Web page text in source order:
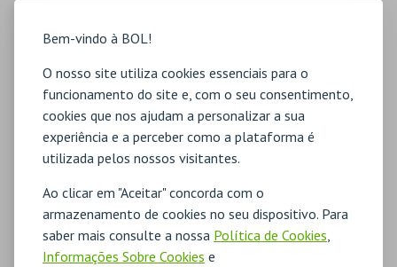
Bem-vindo à BOL!
O nosso site utiliza cookies essenciais para o
funcionamento do site e, com o seu consentimento,
cookies que nos ajudam a personalizar a sua
experiência e a perceber como a plataforma é
utilizada pelos nossos visitantes.
Ao clicar em "Aceitar" concorda com o
armazenamento de cookies no seu dispositivo. Para
saber mais consulte a nossa Política de Cookies
Informações Sobre Cookies e